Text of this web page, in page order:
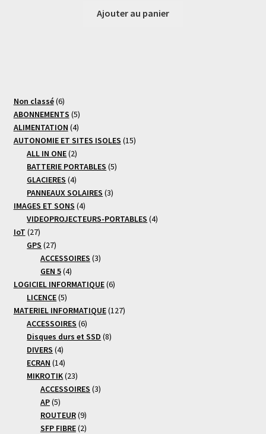
Ajouter au panier
Non classé 66
produits
ABONNEMENTS 55
produits
ALIMENTATION 44
produits
AUTONOMIE ET SITES ISOLES 1515
ALL IN ONE 22
produits
BATTERIE PORTABLES 55
GLACIERES 44
produits
PANNEAUX SOLAIRES 33
IMAGES ET SONS 44
produits
VIDEOPROJECTEURS-PORTABLES 44
IoT 2727
produits
GPS 2727
produits
ACCESSOIRES 33
GEN 5 44
produits
LOGICIEL INFORMATIQUE 66
LICENCE 55
produits
MATERIEL INFORMATIQUE 127127
ACCESSOIRES 66
produits
Disques durs et SSD 88
DIVERS 44
produits
ECRAN 1414
produits
MIKROTIK 2323
produits
ACCESSOIRES 33
AP 55
produits
ROUTEUR 99
produits
SFP FIBRE 22